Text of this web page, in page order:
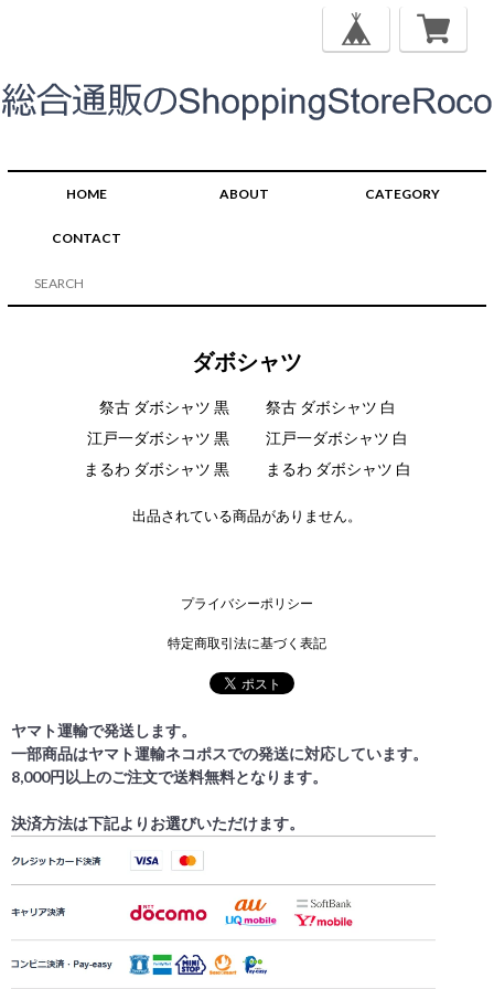
HOME ABOUT CATEGORY
CONTACT
ダボシャツ
祭古 ダボシャツ 黒
祭古 ダボシャツ 白
江戸一ダボシャツ 黒
江戸一ダボシャツ 白
まるわ ダボシャツ 黒
まるわ ダボシャツ 白
出品されている商品がありません。
プライバシーポリシー
特定商取引法に基づく表記
ヤマト運輸で発送します。
一部商品はヤマト運輸ネコポスでの発送に対応しています。
8,000円以上のご注文で送料無料となります。
決済方法は下記よりお選びいただけます。